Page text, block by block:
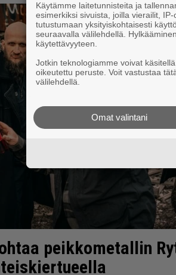
peikkometallin
Käytämme laitetunnisteita ja
esimerkiksi sivuista, joilla vierailit,
tutustumaan yksityiskohtaisesti
seuraavalla välilehdellä.
käytettävyyteen.
Jotkin teknologiamme voivat
oikeutettu peruste. Voit vastustaa
välilehdellä.
Omat valintani